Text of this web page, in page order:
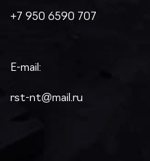
+7 950 6590 707
E-mail:
rst-nt@mail.ru